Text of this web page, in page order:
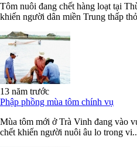
Tôm nuôi đang chết hàng loạt tại
khiến người dân miền Trung thấp
13 năm trước
Phập phồng mùa tôm chính vụ
Mùa tôm mới ở Trà Vinh đang vào
chết khiến người nuôi âu lo trong